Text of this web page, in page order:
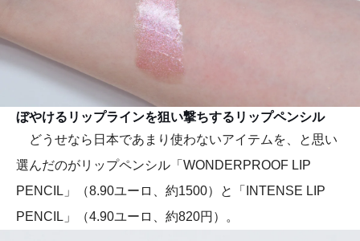
ぼやけるリップラインを狙い撃ちするリップペンシル
どうせなら日本であまり使わないアイテムを、と思い
選んだのがリップペンシル「WONDERPROOF LIP
PENCIL」（8.90ユーロ、約1500）と「INTENSE LIP
PENCIL」（4.90ユーロ、約820円）。